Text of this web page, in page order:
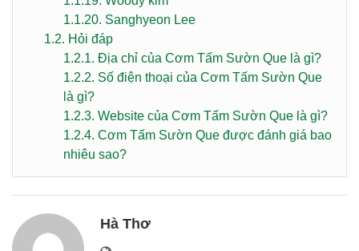
1.1.20. Sanghyeon Lee
1.2. Hỏi đáp
1.2.1. Địa chỉ của Cơm Tấm Sườn Que là gì?
1.2.2. Số điện thoại của Cơm Tấm Sườn Que
là gì?
1.2.3. Website của Cơm Tấm Sườn Que là gì?
1.2.4. Cơm Tấm Sườn Que được đánh giá bao
nhiêu sao?
Hà Thơ